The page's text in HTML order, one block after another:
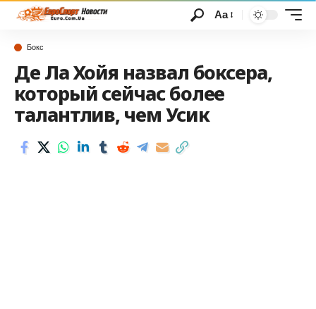
Аа
Бокс
Де Ла Хойя назвал боксера,
который сейчас более
талантлив, чем Усик